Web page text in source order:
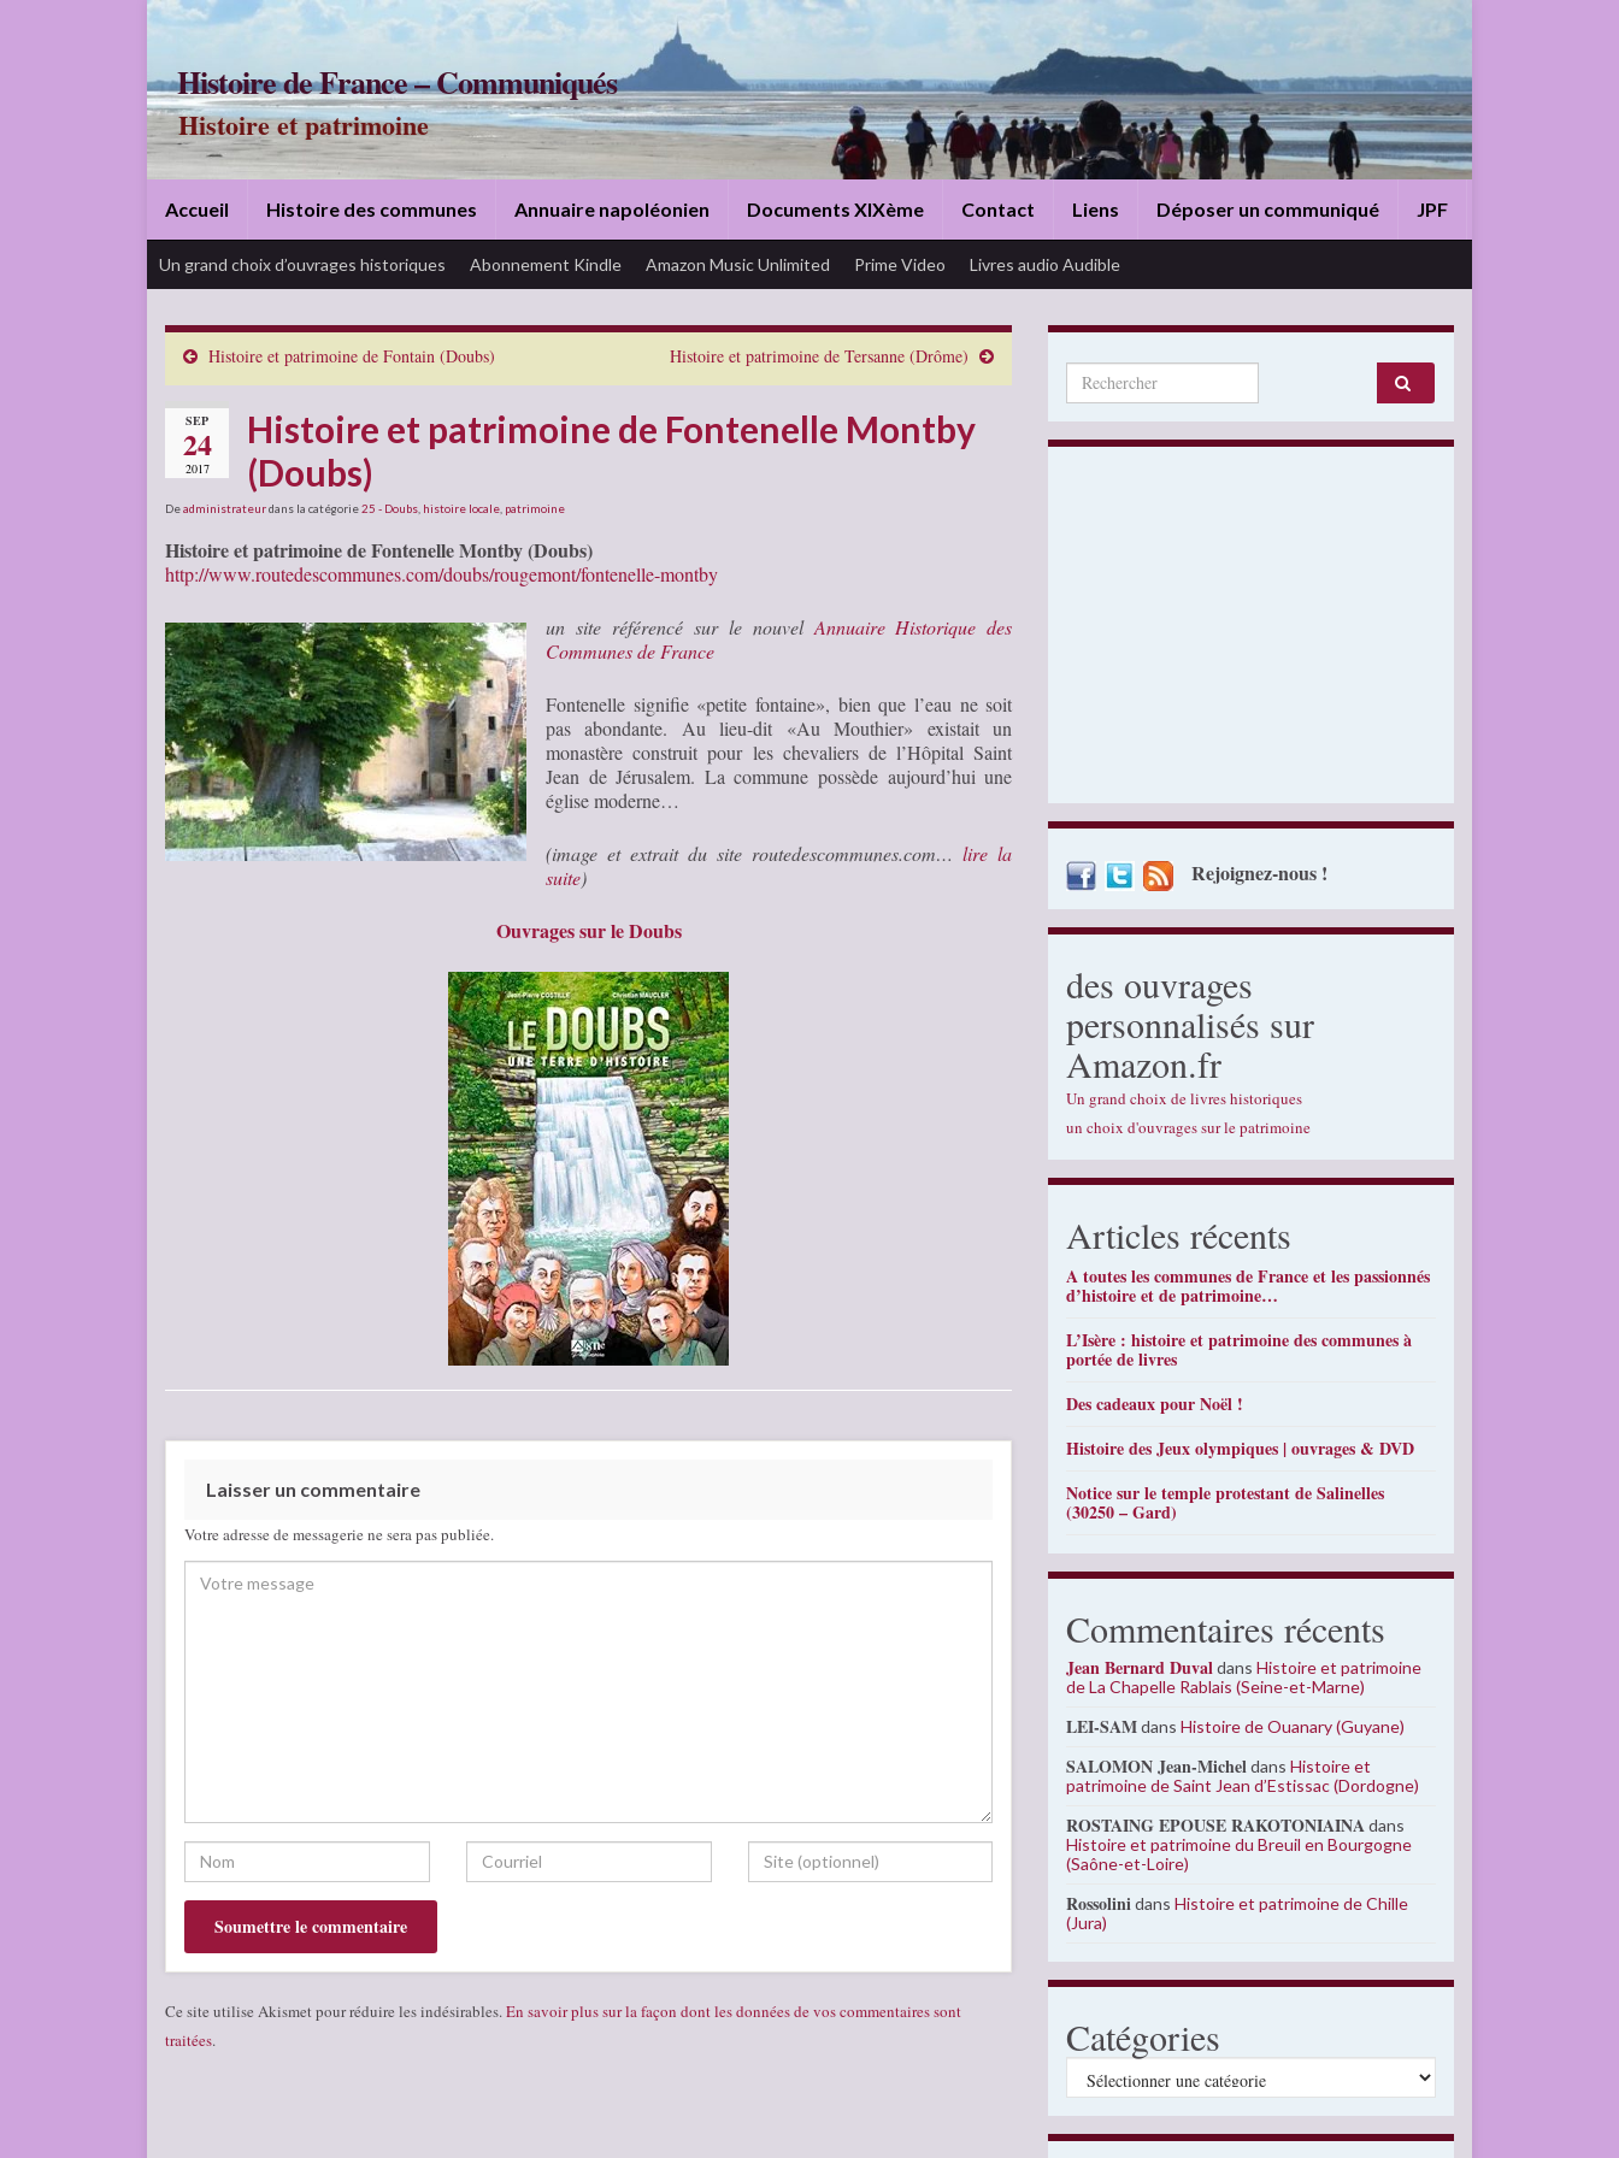
Histoire de France – Communiqués
Histoire et patrimoine
Accueil Histoire des communes Annuaire napoléonien Documents XIXème Contact Liens Déposer un communiqué JPF
Un grand choix d’ouvrages historiques Abonnement Kindle Amazon Music Unlimited Prime Video Livres audio Audible
Histoire et patrimoine de Fontain (Doubs) Histoire et patrimoine de Tersanne (Drôme)
SEP
24
2017
Histoire et patrimoine de Fontenelle Montby
(Doubs)
Deadministrateurdans la catégorie25 - Doubs histoire locale patrimoine
Histoire et patrimoine de Fontenelle Montby (Doubs)
http://www.routedescommunes.com/doubs/rougemont/fontenelle-montby
un site référencé sur le nouvel Annuaire Historique des
Communes de France
Fontenelle signifie «petite fontaine», bien que l’eau ne soit
pas abondante. Au lieu-dit «Au Mouthier» existait un
monastère construit pour les chevaliers de l’Hôpital Saint
Jean de Jérusalem. La commune possède aujourd’hui une
église moderne…
(image et extrait du site routedescommunes.com…lire la
suite)
Ouvrages sur le Doubs
Laisser un commentaire
Votre adresse de messagerie ne sera pas publiée.
Ce site utilise Akismet pour réduire les indésirables. En savoir plus sur la façon dont les données de vos commentaires sont
traitées.
Search for:
Rejoignez-nous !
des ouvrages
personnalisés sur
Amazon.fr
Un grand choix de livres historiques
un choix d'ouvrages sur le patrimoine
Articles récents
A toutes les communes de France et les passionnés
d’histoire et de patrimoine…
L’Isère : histoire et patrimoine des communes à
portée de livres
Des cadeaux pour Noël !
Histoire des Jeux olympiques | ouvrages & DVD
Notice sur le temple protestant de Salinelles
(30250 – Gard)
Commentaires récents
Jean Bernard DuvaldansHistoire et patrimoine
de La Chapelle Rablais (Seine-et-Marne)
LEI-SAMdansHistoire de Ouanary (Guyane)
SALOMON Jean-MicheldansHistoire et
patrimoine de Saint Jean d’Estissac (Dordogne)
ROSTAING EPOUSE RAKOTONIAINAdans
Histoire et patrimoine du Breuil en Bourgogne
(Saône-et-Loire)
RossolinidansHistoire et patrimoine de Chille
(Jura)
Catégories
Catégories